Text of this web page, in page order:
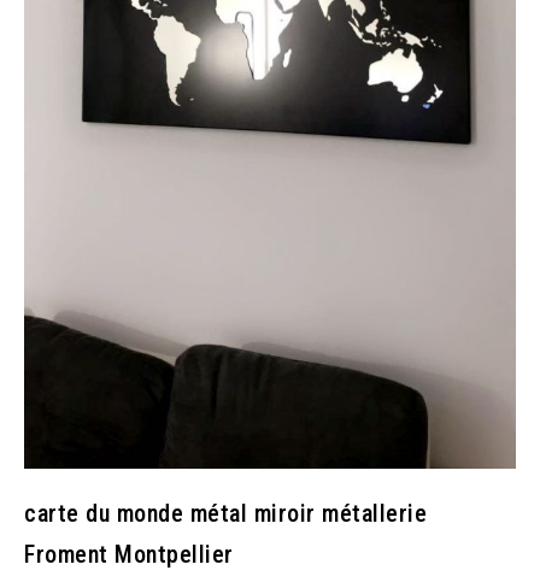
carte du monde métal miroir métallerie
Froment Montpellier